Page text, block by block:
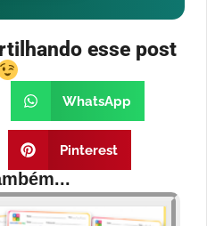
esse post
WhatsApp
Pinterest